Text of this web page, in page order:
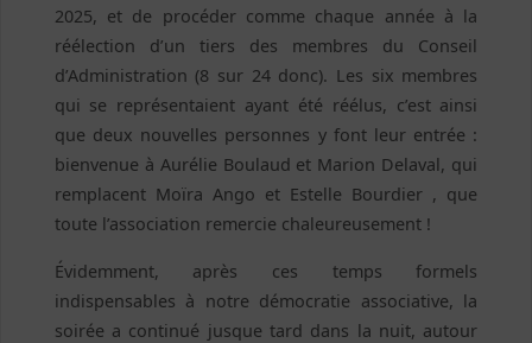
2025, et de procéder comme chaque année à la
réélection d’un tiers des membres du Conseil
d’Administration (8 sur 24 donc). Les six membres
qui se représentaient ayant été réélus, c’est ainsi
que deux nouvelles personnes y font leur entrée :
bienvenue à Aurélie Boulaud et Marion Delaval, qui
remplacent Moïra Ango et Estelle Bourdier , que
toute l’association remercie chaleureusement !
Évidemment, après ces temps formels
indispensables à notre démocratie associative, la
soirée a continué jusque tard dans la nuit, autour